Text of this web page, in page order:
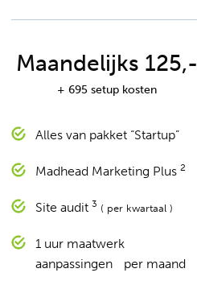
Maandelijks 125,-
+ 695 setup kosten
Alles van pakket “Startup”
Madhead Marketing Plus2
Site audit3 ( per kwartaal )
1 uur maatwerk
aanpassingen per maand